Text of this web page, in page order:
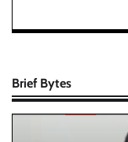
Brief Bytes